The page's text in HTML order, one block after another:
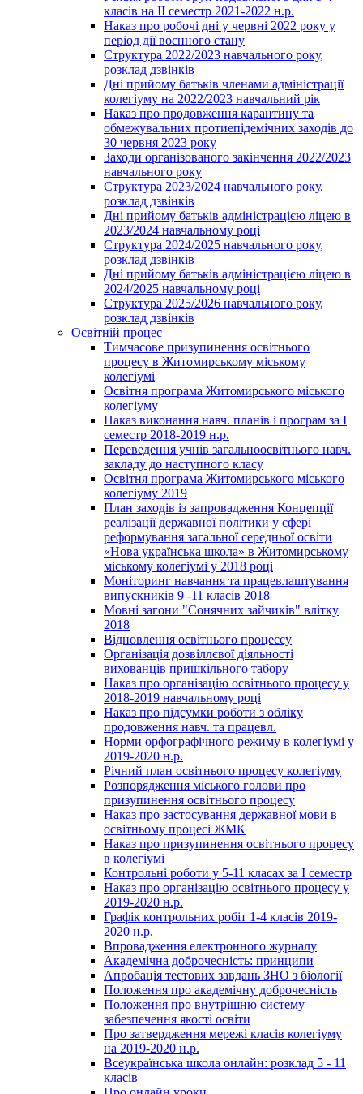
класів на ІІ семестр 2021-2022 н.р.
Наказ про робочі дні у червні 2022 року у
період дії воєнного стану
Структура 2022/2023 навчального року,
розклад дзвінків
Дні прийому батьків членами адміністрації
колегіуму на 2022/2023 навчальний рік
Наказ про продовження карантину та
обмежувальних протиепідемічних заходів до
30 червня 2023 року
Заходи організованого закінчення 2022/2023
навчального року
Структура 2023/2024 навчального року,
розклад дзвінків
Дні прийому батьків адміністрацією ліцею в
2023/2024 навчальному році
Структура 2024/2025 навчального року,
розклад дзвінків
Дні прийому батьків адміністрацією ліцею в
2024/2025 навчальному році
Структура 2025/2026 навчального року,
розклад дзвінків
Освітній процес
Тимчасове призупинення освітнього
процесу в Житомирському міському
колегіумі
Освітня програма Житомирського міського
колегіуму
Наказ виконання навч. планів і програм за І
семестр 2018-2019 н.р.
Переведення учнів загальноосвітнього навч.
закладу до наступного класу
Освітня програма Житомирського міського
колегіуму 2019
План заходів із запровадження Концепції
реалізації державної політики у сфері
реформування загальної середньої освіти
«Нова українська школа» в Житомирському
міському колегіумі у 2018 році
Моніторинг навчання та працевлаштування
випускників 9 -11 класів 2018
Мовні загони "Сонячних зайчиків" влітку
2018
Відновлення освітнього процессу
Організація дозвіллєвої діяльності
вихованців пришкільного табору
Наказ про організацію освітнього процесу у
2018-2019 навчальному році
Наказ про підсумки роботи з обліку
продовження навч. та працевл.
Норми орфографічного режиму в колегіумі у
2019-2020 н.р.
Річний план освітнього процесу колегіуму
Розпорядження міського голови про
призупинення освітнього процесу
Наказ про застосування державної мови в
освітньому процесі ЖМК
Наказ про призупинення освітнього процесу
в колегіумі
Контрольні роботи у 5-11 класах за І семестр
Наказ про організацію освітнього процесу у
2019-2020 н.р.
Графік контрольних робіт 1-4 класів 2019-
2020 н.р.
Впровадження електронного журналу
Академічна доброчесність: принципи
Апробація тестових завдань ЗНО з біології
Положення про академічну доброчесність
Положення про внутрішню систему
забезпечення якості освіти
Про затвердження мережі класів колегіуму
на 2019-2020 н.р.
Всеукраїнська школа онлайн: розклад 5 - 11
класів